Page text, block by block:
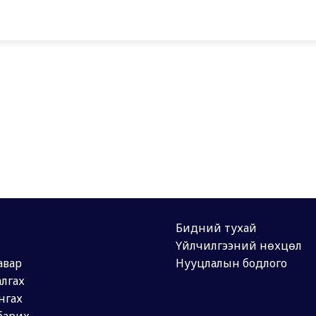
Бидний тухай
Үйлчилгээний нөхцөл
Нууцлалын бодлого